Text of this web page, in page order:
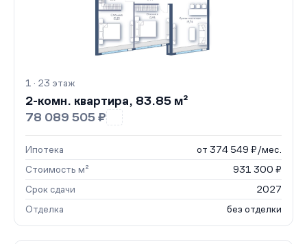
1 · 23 этаж
2-комн. квартира, 83.85 м²
78 089 505 ₽
Ипотека
от 374 549 ₽/мес.
Стоимость м²
931 300 ₽
Срок сдачи
2027
Отделка
без отделки